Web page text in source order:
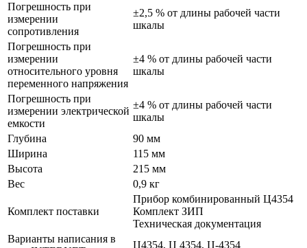
Погрешность при
измерении
сопротивления
±2,5 % от длины рабочей части
шкалы
Погрешность при
измерении
относительного уровня
переменного напряжения
±4 % от длины рабочей части
шкалы
Погрешность при
измерении электрической
емкости
±4 % от длины рабочей части
шкалы
Глубина
90 мм
Ширина
115 мм
Высота
215 мм
Вес
0,9 кг
Комплект поставки
Прибор комбинированный Ц4354
Комплект ЗИП
Техническая документация
Варианты написания в
Ц4354, Ц 4354, Ц-4354